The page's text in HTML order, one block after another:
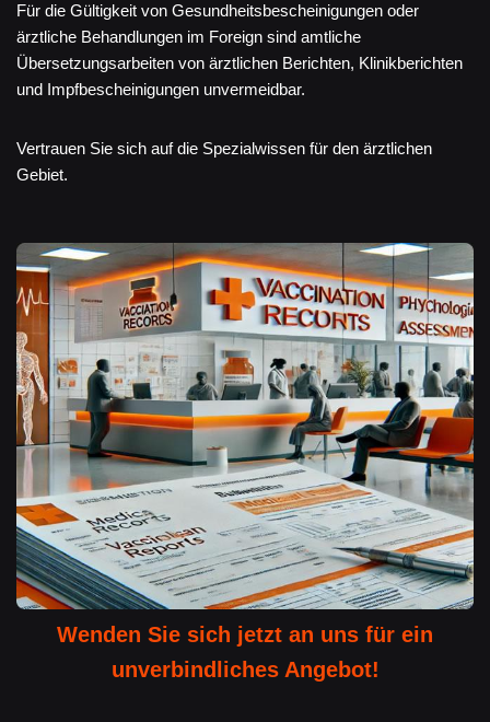
Für die Gültigkeit von Gesundheitsbescheinigungen oder
ärztliche Behandlungen im Foreign sind amtliche
Übersetzungsarbeiten von ärztlichen Berichten, Klinikberichten
und Impfbescheinigungen unvermeidbar.
Vertrauen Sie sich auf die Spezialwissen für den ärztlichen
Gebiet.
Wenden Sie sich jetzt an uns für ein
unverbindliches Angebot!